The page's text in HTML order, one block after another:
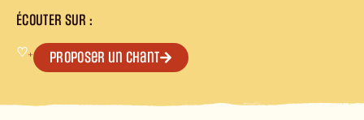
ÉCOUTER SUR :
♡+ Proposer un chant